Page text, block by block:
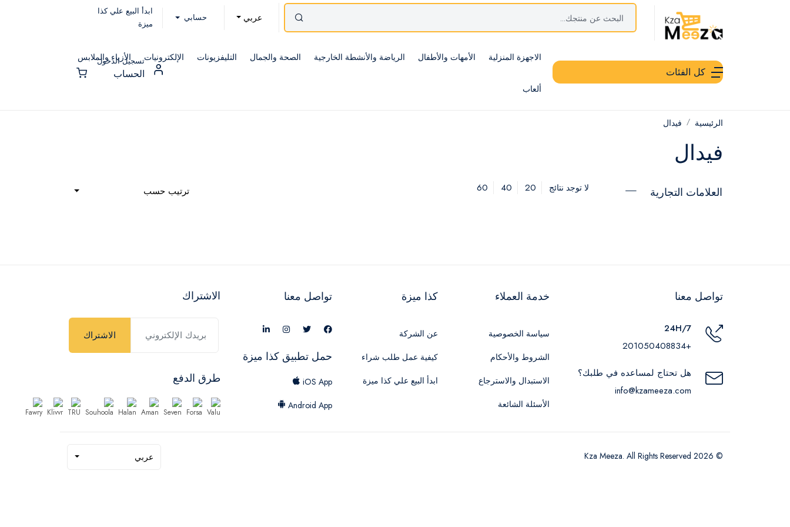
عربي حسابي
ابدأ البيع علي كذا
ميزة
كل الفئات
الاجهزة المنزلية الأمهات والأطفال الرياضة والأنشطة الخارجية الصحة والجمال التليفزيونات الإلكترونيات الأزياء والملابس
ألعاب
تسجيل الدخول
الحساب
الرئيسية فيدال
فيدال
العلامات التجارية لا توجد نتائج 20
40
60 ترتيب حسب
تواصل معنا
24H/7
+201050408834
هل تحتاج لمساعده في طلبك؟
info@kzameeza.com
خدمة العملاء
سياسة الخصوصية
الشروط والأحكام
الاستبدال والاسترجاع
الأسئلة الشائعة
كذا ميزة
عن الشركة
كيفية عمل طلب شراء
ابدأ البيع علي كذا ميزة
تواصل معنا
حمل تطبيق كذا ميزة
iOS App
Android App
الاشتراك
الاشتراك
طرق الدفع
© 2026 Kza Meeza. All Rights Reserved عربي